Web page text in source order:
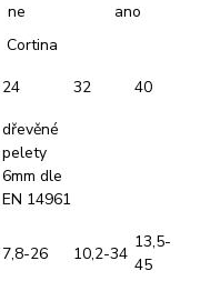
ne
ano
Cortina
24 32 40
dřevěné
pelety
6mm dle
EN 14961
7,8-26 10,2-34
13,5-
45